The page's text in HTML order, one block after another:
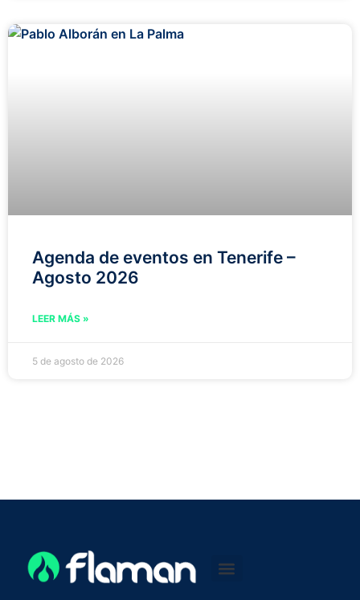
Agenda de eventos en Tenerife –
Agosto 2026
LEER MÁS »
5 de agosto de 2026